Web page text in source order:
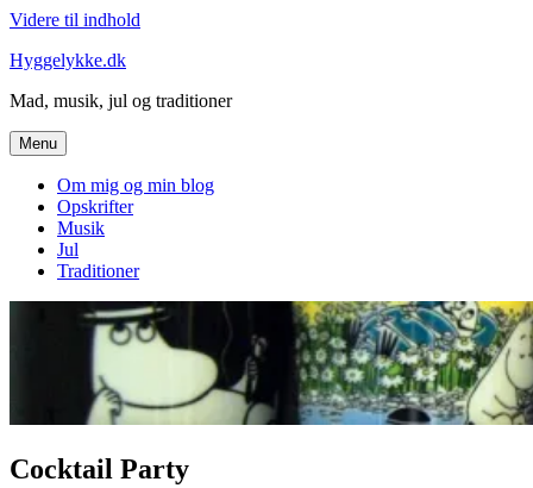
Videre til indhold
Hyggelykke.dk
Mad, musik, jul og traditioner
Menu
Om mig og min blog
Opskrifter
Musik
Jul
Traditioner
Cocktail Party